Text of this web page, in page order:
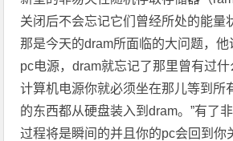
关闭后不会忘记它们曾经所处的能量
那是今天的dram所面临的大问题，他
pc电源，dram就忘记了那里曾有过
计算机电源你就必须坐在那儿等到所
的东西都从硬盘装入到dram。”有了
过程将是瞬间的并且你的pc会回到你